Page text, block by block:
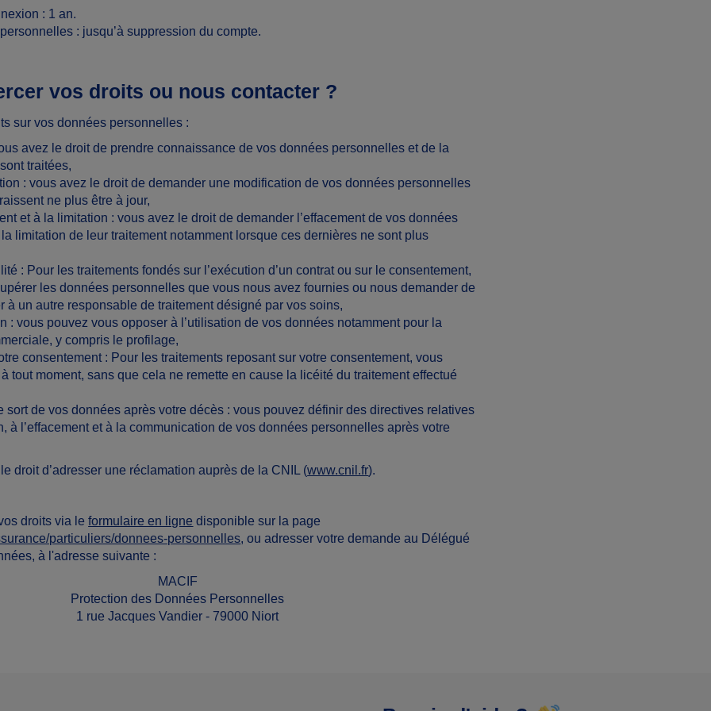
: 1 an.
: jusqu’à suppression du compte.
vos droits ou nous contacter ?
sur vos données personnelles :
avez le droit de prendre connaissance de vos données personnelles et de la
traitées,
: vous avez le droit de demander une modification de vos données personnelles
ne plus être à jour,
et à la limitation : vous avez le droit de demander l’effacement de vos données
limitation de leur traitement notamment lorsque ces dernières ne sont plus
: Pour les traitements fondés sur l’exécution d’un contrat ou sur le consentement,
les données personnelles que vous nous avez fournies ou nous demander de
à un autre responsable de traitement désigné par vos soins,
: vous pouvez vous opposer à l’utilisation de vos données notamment pour la
y compris le profilage,
consentement : Pour les traitements reposant sur votre consentement, vous
tout moment, sans que cela ne remette en cause la licéité du traitement effectué
sort de vos données après votre décès : vous pouvez définir des directives relatives
à l’effacement et à la communication de vos données personnelles après votre
droit d’adresser une réclamation auprès de la CNIL (www.cnil.fr).
droits via leformulaire en ligne disponible sur la page
particuliers/donnees-personnelles, ou adresser votre demande au Délégué
à l'adresse suivante :
MACIF
Protection des Données Personnelles
1 rue Jacques Vandier - 79000 Niort